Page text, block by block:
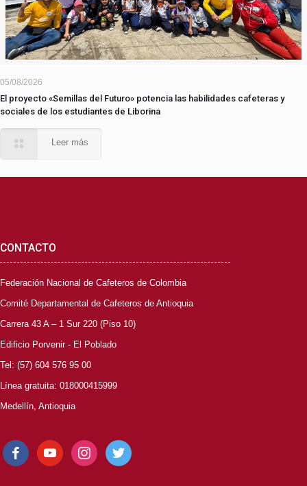
05/08/2026
El proyecto «Semillas del Futuro» potencia las habilidades cafeteras y
sociales de los estudiantes de Liborina
Leer más
CONTACTO
Federación Nacional de Cafeteros de Colombia
Comité Departamental de Cafeteros de Antioquia
Carrera 43 A – 1 Sur 220 (Piso 10)
Edificio Porvenir - El Poblado
Tel: (57) 604 576 95 00
Línea gratuita: 018000415999
Medellín, Antioquia
facebookyoutube instagramtwitter